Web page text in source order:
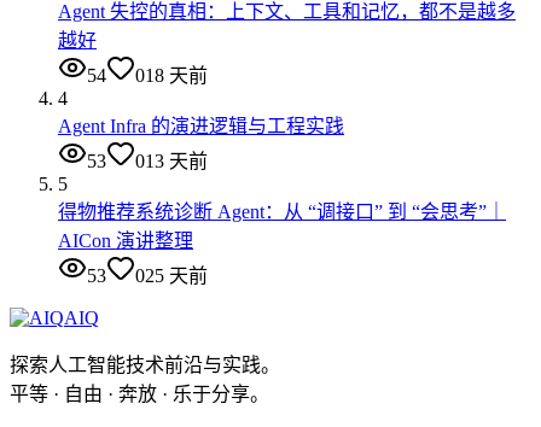
Agent 失控的真相：上下文、工具和记忆，都不是越多
越好
54
018 天前
4
Agent Infra 的演进逻辑与工程实践
53
013 天前
5
得物推荐系统诊断 Agent：从 “调接口” 到 “会思考”｜
AICon 演讲整理
53
025 天前
AIQ
探索人工智能技术前沿与实践。
平等 · 自由 · 奔放 · 乐于分享。